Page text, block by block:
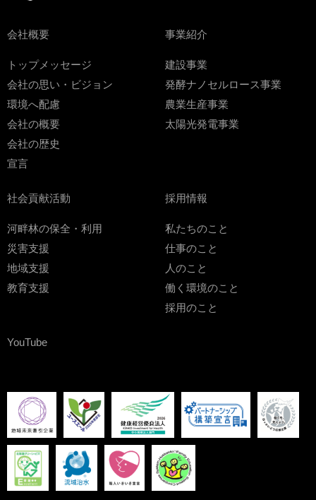
会社概要
トップメッセージ
会社の思い・ビジョン
環境へ配慮
会社の概要
会社の歴史
宣言
事業紹介
建設事業
発酵ナノセルロース事業
農業生産事業
太陽光発電事業
社会貢献活動
河畔林の保全・利用
災害支援
地域支援
教育支援
採用情報
私たちのこと
仕事のこと
人のこと
働く環境のこと
採用のこと
YouTube